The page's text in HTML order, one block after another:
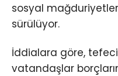
sosyal
sürülüyor.
İddialara göre,
vatandaşlar